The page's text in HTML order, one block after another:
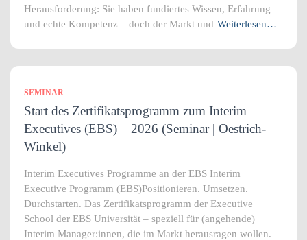
Herausforderung: Sie haben fundiertes Wissen, Erfahrung
und echte Kompetenz – doch der Markt und Weiterlesen…
SEMINAR
Start des Zertifikatsprogramm zum Interim
Executives (EBS) – 2026 (Seminar | Oestrich-
Winkel)
Interim Executives Programme an der EBS Interim
Executive Programm (EBS)Positionieren. Umsetzen.
Durchstarten. Das Zertifikatsprogramm der Executive
School der EBS Universität – speziell für (angehende)
Interim Manager:innen, die im Markt herausragen wollen.